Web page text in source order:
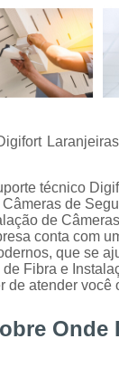
Serviços
técnicos
técnico
de
de
conta com
que se
Fibra e
de atender você